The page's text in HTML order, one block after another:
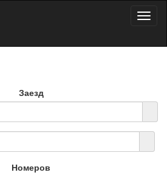
Заезд
Номеров